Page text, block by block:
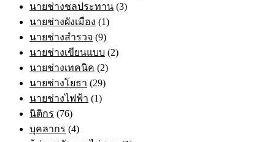
นายช่างชลประทาน (3)
นายช่างผังเมือง (1)
นายช่างสำรวจ (9)
นายช่างเขียนแบบ (2)
นายช่างเทคนิค (2)
นายช่างโยธา (29)
นายช่างไฟฟ้า (1)
นิติกร (76)
บุคลากร (4)